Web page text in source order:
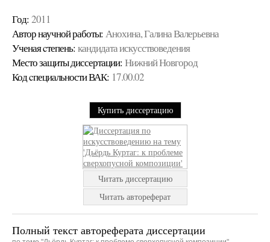
Год: 2011
Автор научной работы: Анохина, Галина Валерьевна
Ученая cтепень: кандидата искусствоведения
Место защиты диссертации: Нижний Новгород
Код cпециальности ВАК: 17.00.02
Купить диссертацию
Читать диссертацию
Читать автореферат
Полный текст автореферата диссертации